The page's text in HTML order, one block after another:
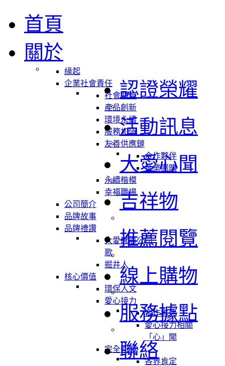
首頁
關於
緣起
企業社會責任
社會關懷
產品創新
環境永續
服務加值
友善供應鏈
合作夥伴
企業團購
永續楷模
幸福職場
公司簡介
品牌故事
品牌禮讚
大愛感恩公司
歌
掘井人
核心價值
環保人文
愛心接力
合作夥伴
愛心接力相關
「心」聞
完全回饋
各界肯定
認證榮耀
活動訊息
大愛心聞
吉祥物
推薦閱覽
線上購物
服務據點
聯絡